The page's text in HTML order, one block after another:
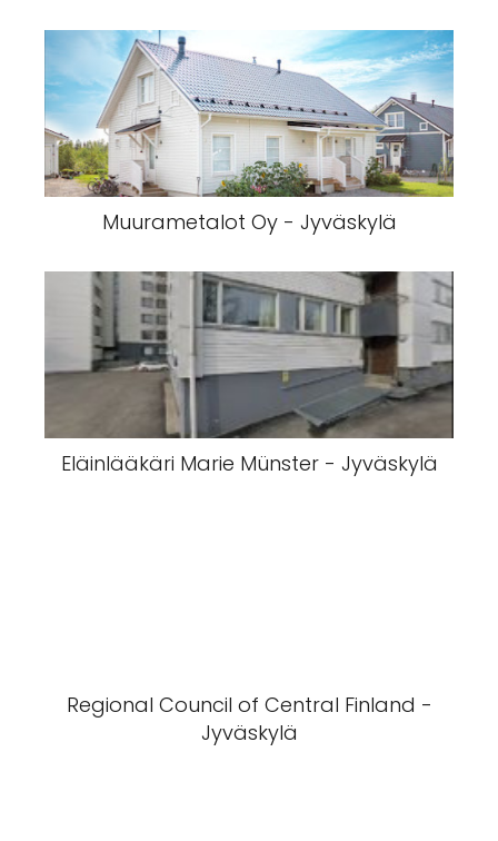
Muurametalot Oy - Jyväskylä
Eläinlääkäri Marie Münster - Jyväskylä
Regional Council of Central Finland -
Jyväskylä